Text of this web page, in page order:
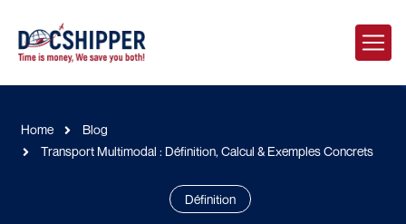
Home
Blog
Transport Multimodal : Définition, Calcul & Exemples Concrets
Définition